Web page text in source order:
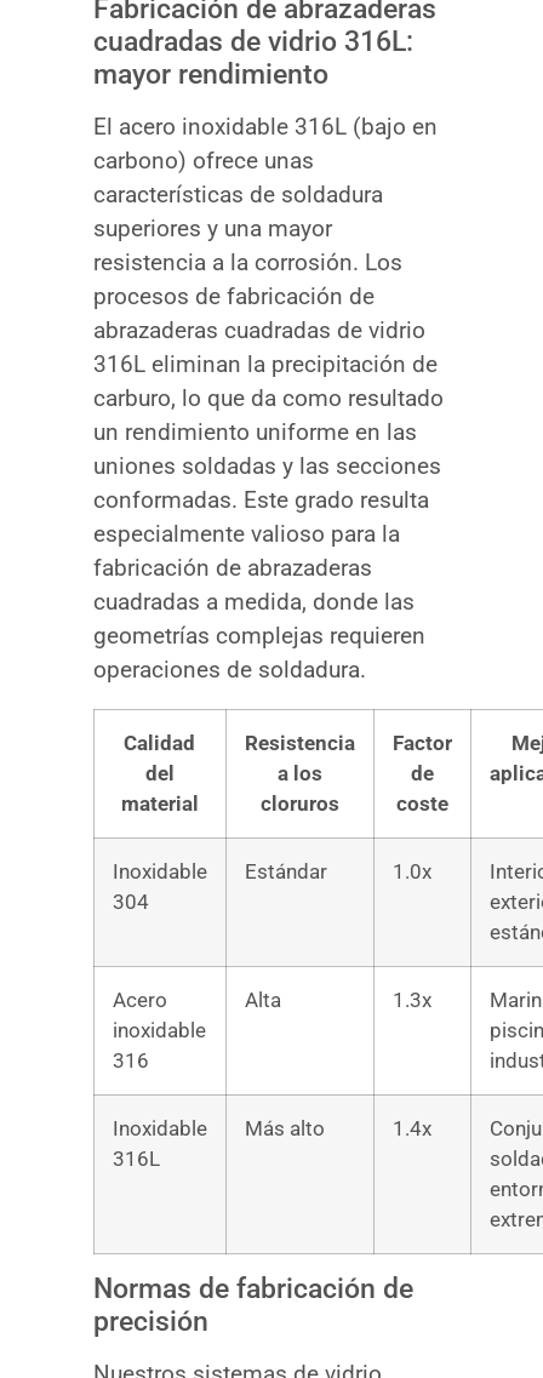
Fabricación de abrazaderas
cuadradas de vidrio 316L:
mayor rendimiento
El acero inoxidable 316L (bajo en
carbono) ofrece unas
características de soldadura
superiores y una mayor
resistencia a la corrosión. Los
procesos de fabricación de
abrazaderas cuadradas de vidrio
316L eliminan la precipitación de
carburo, lo que da como resultado
un rendimiento uniforme en las
uniones soldadas y las secciones
conformadas. Este grado resulta
especialmente valioso para la
fabricación de abrazaderas
cuadradas a medida, donde las
geometrías complejas requieren
operaciones de soldadura.
Calidad
del
material
Resistencia
a los
cloruros
Factor
de
coste
Inoxidable
304
Estándar 1.0x
Acero
inoxidable
316
Alta 1.3x
Inoxidable
316L
Más alto 1.4x
Normas de fabricación de
precisión